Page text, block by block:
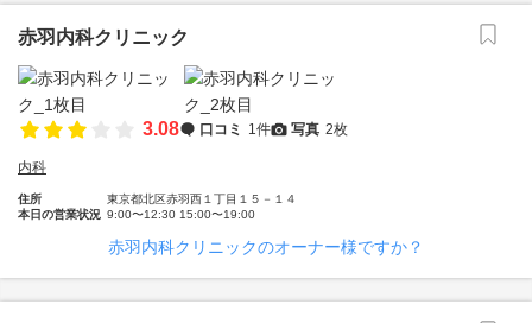
赤羽内科クリニック
3.08 口コミ 1件 写真 2枚
内科
住所
東京都北区赤羽西１丁目１５－１４
本日の営業状況 9:00〜12:30 15:00〜19:00
赤羽内科クリニックのオーナー様ですか？